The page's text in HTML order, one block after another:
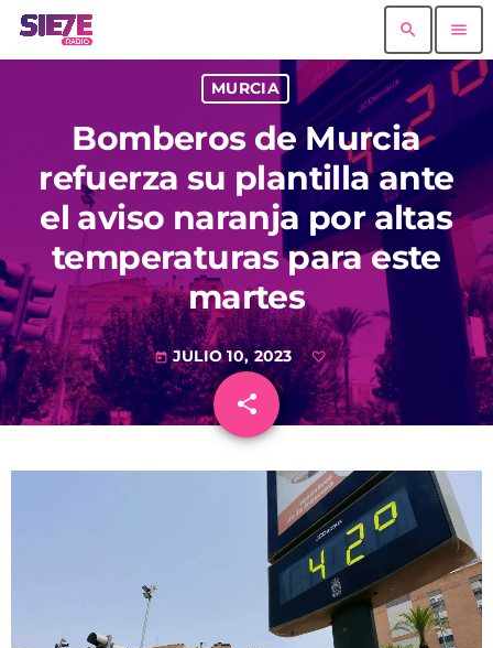
search menu
MURCIA
Bomberos de Murcia
refuerza su plantilla ante
el aviso naranja por altas
temperaturas para este
martes
today JULIO 10, 2023
share
email